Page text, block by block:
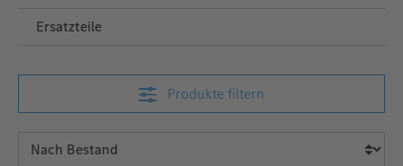
Ersatzteile
Produkte filtern